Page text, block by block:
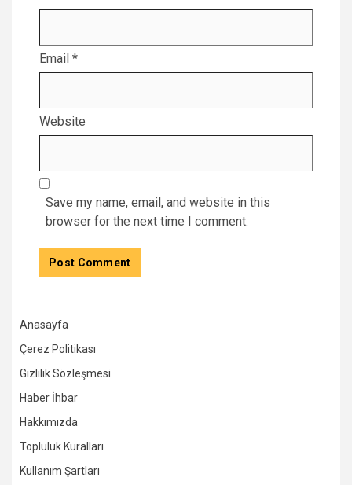
Email *
Website
Save my name, email, and website in this
browser for the next time I comment.
Anasayfa
Çerez Politikası
Gizlilik Sözleşmesi
Haber İhbar
Hakkımızda
Topluluk Kuralları
Kullanım Şartları